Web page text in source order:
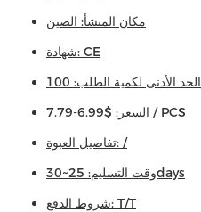
مكان المنشأ: الصين
شهادة: CE
الحد الأدنى لكمية الطلب: 100
السعر: $6.99-7.79 / PCS
تفاصيل العبوة: /
وقت التسليم: 25~30days
شروط الدفع: T/T